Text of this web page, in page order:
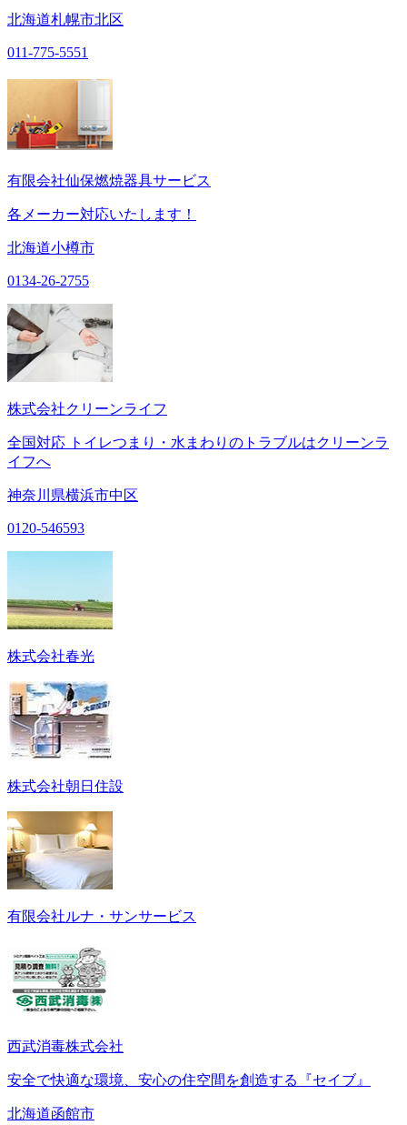
北海道札幌市北区
011-775-5551
有限会社仙保燃焼器具サービス
各メーカー対応いたします！
北海道小樽市
0134-26-2755
株式会社クリーンライフ
全国対応 トイレつまり・水まわりのトラブルはクリーンラ
イフへ
神奈川県横浜市中区
0120-546593
株式会社春光
株式会社朝日住設
有限会社ルナ・サンサービス
西武消毒株式会社
安全で快適な環境、安心の住空間を創造する『セイブ』
北海道函館市